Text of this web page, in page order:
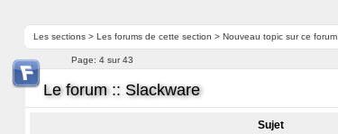
Les sections> Les forums de cette section > Nouveau topic sur ce forum
Page: 4 sur 43
Le forum :: Slackware
Sujet